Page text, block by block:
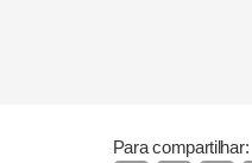
Para compartilhar: